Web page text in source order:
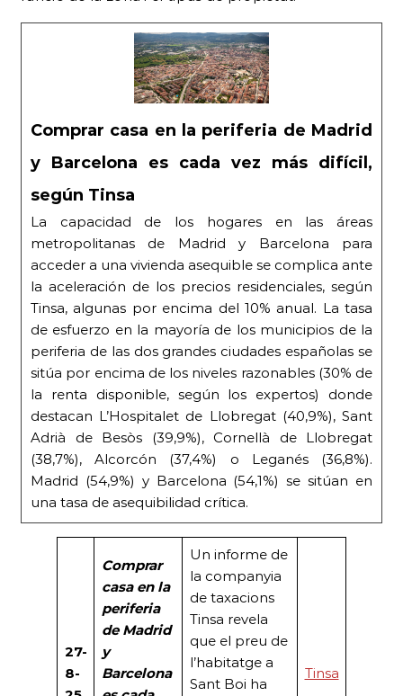
Comprar casa en la periferia de Madrid
y Barcelona es cada vez más difícil,
según Tinsa
La capacidad de los hogares en las áreas
metropolitanas de Madrid y Barcelona para
acceder a una vivienda asequible se complica ante
la aceleración de los precios residenciales, según
Tinsa, algunas por encima del 10% anual. La tasa
de esfuerzo en la mayoría de los municipios de la
periferia de las dos grandes ciudades españolas se
sitúa por encima de los niveles razonables (30% de
la renta disponible, según los expertos) donde
destacan L’Hospitalet de Llobregat (40,9%), Sant
Adrià de Besòs (39,9%), Cornellà de Llobregat
(38,7%), Alcorcón (37,4%) o Leganés (36,8%).
Madrid (54,9%) y Barcelona (54,1%) se sitúan en
una tasa de asequibilidad crítica.
27-
8-
Comprar
casa en la
periferia
de Madrid
y
Barcelona
Un informe de
la companyia
de taxacions
Tinsa revela
que el preu de
l’habitatge a
Sant Boi ha
Tinsa